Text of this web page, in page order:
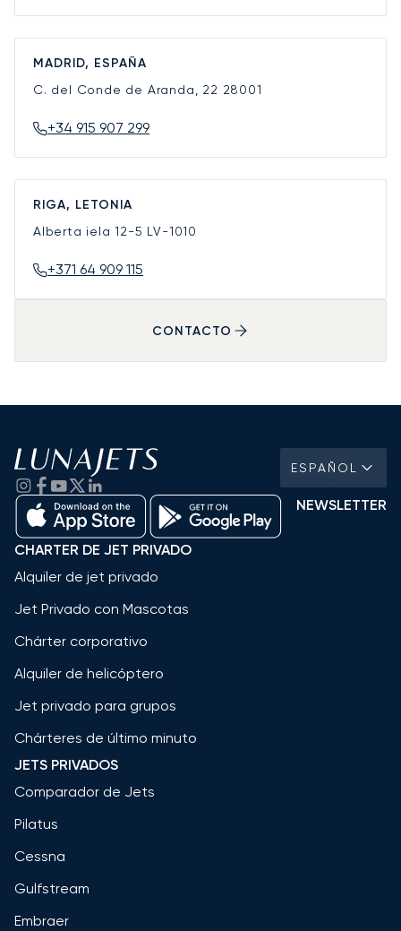
MADRID, ESPAÑA
C. del Conde de Aranda, 22 28001
+34 915 907 299
RIGA, LETONIA
Alberta iela 12-5 LV-1010
+371 64 909 115
CONTACTO
ESPAÑOL
NEWSLETTER
CHARTER DE JET PRIVADO
Alquiler de jet privado
Jet Privado con Mascotas
Chárter corporativo
Alquiler de helicóptero
Jet privado para grupos
Chárteres de último minuto
JETS PRIVADOS
Comparador de Jets
Pilatus
Cessna
Gulfstream
Embraer